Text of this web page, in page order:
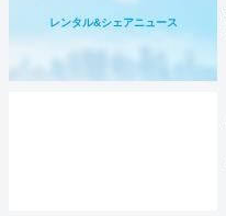
レンタル&シェアニュース